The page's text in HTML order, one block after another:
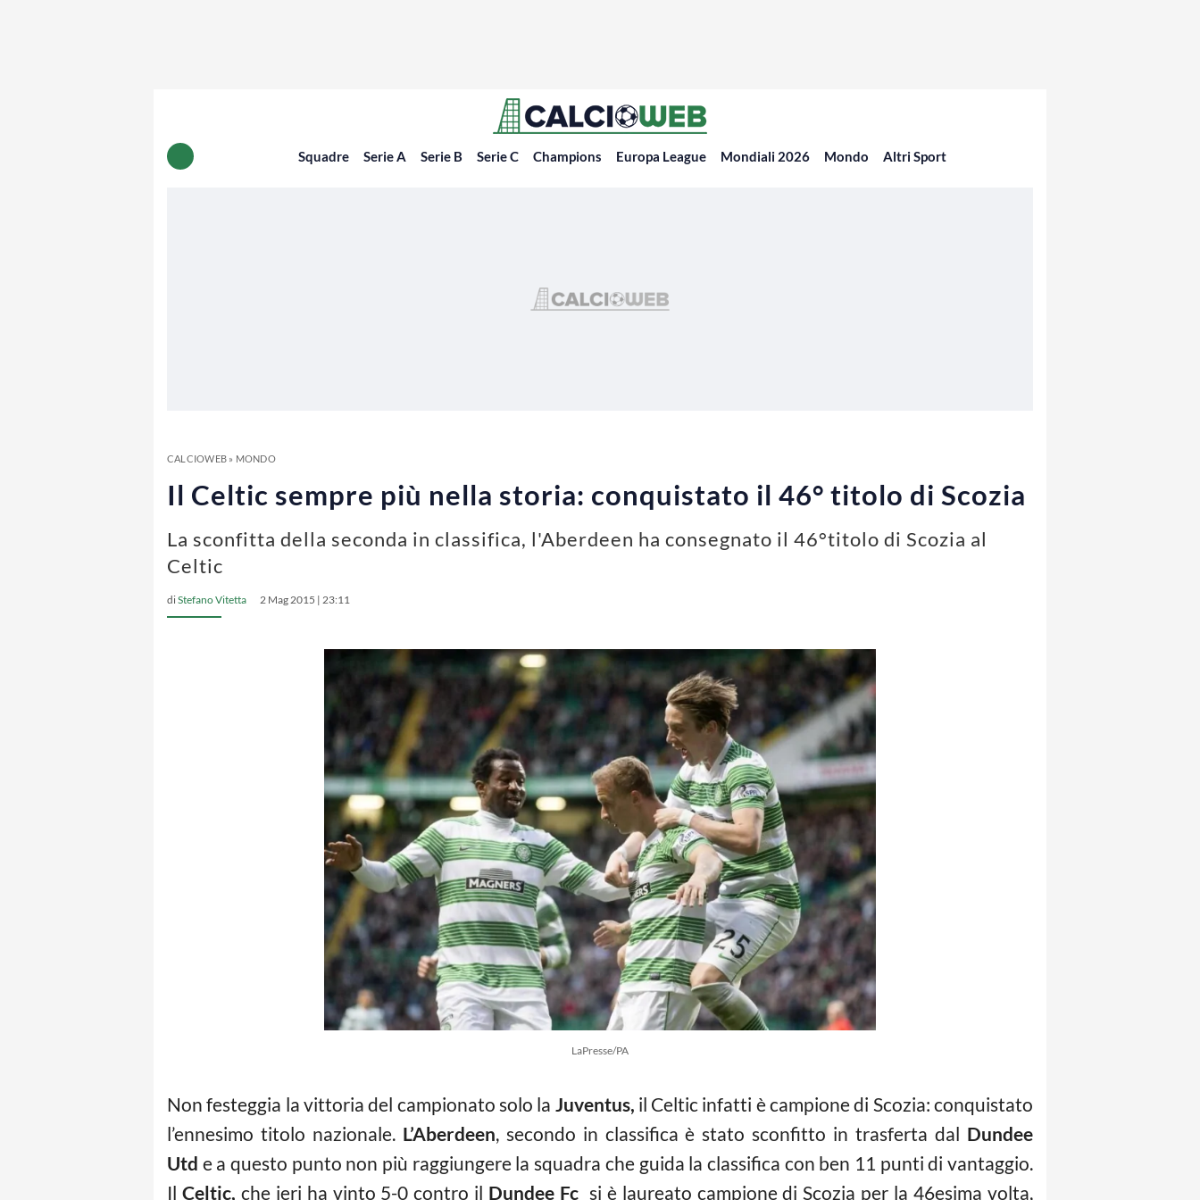
Squadre Serie A Serie B Serie C Champions Europa League Mondiali 2026 Mondo Altri Sport
CALCIOWEB» MONDO
Il Celtic sempre più nella storia: conquistato il 46° titolo di Scozia
La sconfitta della seconda in classifica, l'Aberdeen ha consegnato il 46°titolo di Scozia al
Celtic
diStefano Vitetta 2 Mag 2015 | 23:11
LaPresse/PA
Non festeggia la vittoria del campionato solo la Juventus, il Celtic infatti è campione di Scozia: conquistato
l’ennesimo titolo nazionale. L’Aberdeen, secondo in classifica è stato sconfitto in trasferta dal Dundee
Utd e a questo punto non più raggiungere la squadra che guida la classifica con ben 11 punti di vantaggio.
Il Celtic, che ieri ha vinto 5-0 contro il Dundee Fc si è laureato campione di Scozia per la 46esima volta,